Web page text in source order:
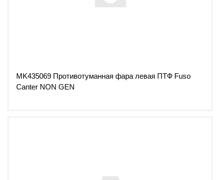
MK435069 Противотуманная фара левая ПТФ Fuso
Canter NON GEN